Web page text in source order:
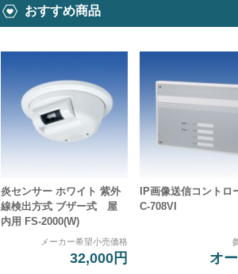
おすすめ商品
炎センサー ホワイト 紫外
線検出方式 ブザー式 屋
内用 FS-2000(W)
メーカー希望小売価格
32,000円
IP画像送信コントロ
C-708VI
オ